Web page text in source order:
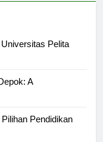
Pelita
A
Pendidikan